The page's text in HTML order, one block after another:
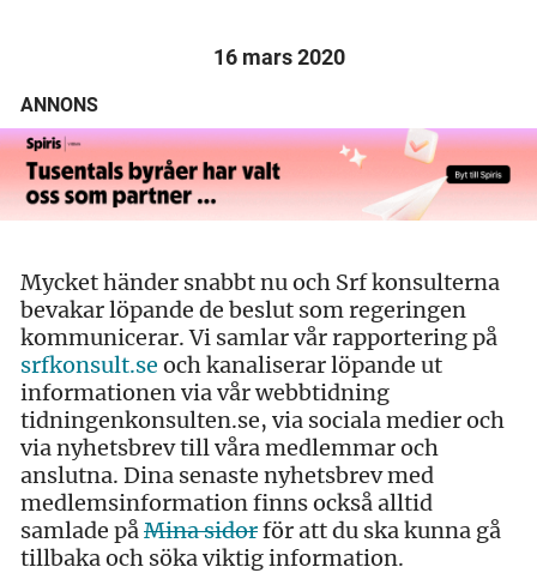
16 mars 2020
ANNONS
Mycket händer snabbt nu och Srf konsulterna
bevakar löpande de beslut som regeringen
kommunicerar. Vi samlar vår rapportering på
srfkonsult.se och kanaliserar löpande ut
informationen via vår webbtidning
tidningenkonsulten.se, via sociala medier och
via nyhetsbrev till våra medlemmar och
anslutna. Dina senaste nyhetsbrev med
medlemsinformation finns också alltid
samlade påMina sidorför att du ska kunna gå
tillbaka och söka viktig information.